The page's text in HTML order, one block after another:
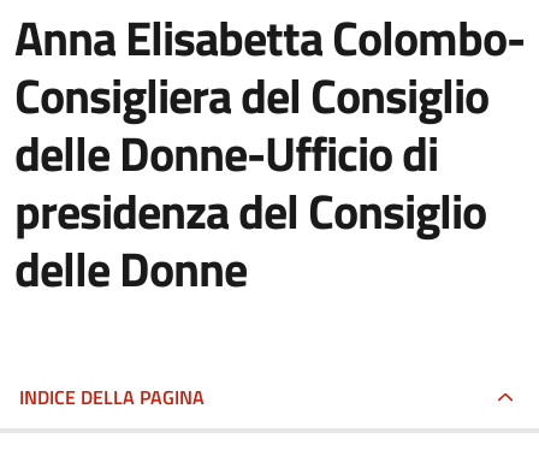
Anna Elisabetta Colombo-
Consigliera del Consiglio
delle Donne-Ufficio di
presidenza del Consiglio
delle Donne
INDICE DELLA PAGINA